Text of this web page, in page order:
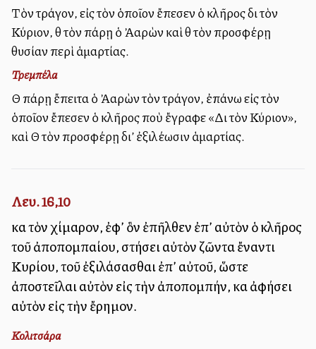
Τὸν τράγον, εἰς τὸν ὁποῖον ἔπεσεν ὁ κλῆρος διὰ τὸν
Κύριον, θὰ τὸν πάρῃ ὁ Ἀαρὼν καὶ θὰ τὸν προσφέρῃ
θυσίαν περὶ ἁμαρτίας.
Τρεμπέλα
Θὰ πάρῃ ἔπειτα ὁ Ἀαρὼν τὸν τράγον, ἐπάνω εἰς τὸν
ὁποῖον ἔπεσεν ὁ κλῆρος ποὺ ἔγραφε «Διὰ τὸν Κύριον»,
καὶ Θὰ τὸν προσφέρῃ δι’ ἐξιλέωσιν ἁμαρτίας.
Λευ. 16,10
καὶ τὸν χίμαρον, ἐφ’ ὃν ἐπῆλθεν ἐπ’ αὐτὸν ὁ κλῆρος
τοῦ ἀποπομπαίου, στήσει αὐτὸν ζῶντα ἔναντι
Κυρίου, τοῦ ἐξιλάσασθαι ἐπ’ αὐτοῦ, ὥστε
ἀποστεῖλαι αὐτὸν εἰς τὴν ἀποπομπήν, καὶ ἀφήσει
αὐτὸν εἰς τὴν ἔρημον.
Κολιτσάρα